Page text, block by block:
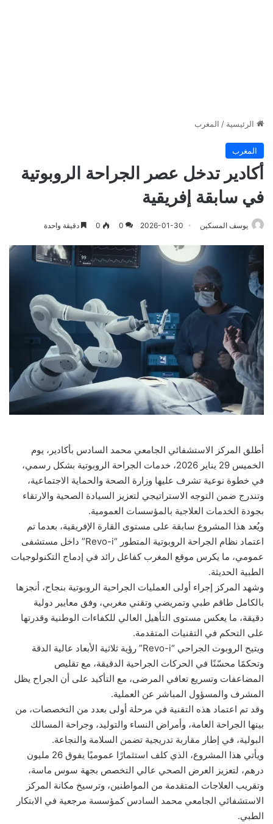
الرئيسية / المغرب
المغرب
أكادير تدخل عصر الجراحة الروبوتية
في سابقة إفريقية
يوسف المسكين 2026-01-30
0
0 دقيقة واحدة
أطلق المركز الاستشفائي الجامعي محمد السادس بأكادير، يوم
الخميس 29 يناير 2026، خدمات الجراحة الروبوتية بشكل رسمي،
في خطوة نوعية تشرف عليها وزارة الصحة والحماية الاجتماعية،
وتندرج ضمن التوجه الاستراتيجي لتعزيز السيادة الصحية والارتقاء
بجودة الخدمات العلاجية بالمؤسسات العمومية.
ويُعد هذا المشروع سابقة على مستوى القارة الإفريقية، بعدما تم
اعتماد نظام الجراحة الروبوتية المتطور “Revo-i” داخل مستشفى
عمومي، ما يكرس موقع المغرب كفاعل رائد في إدماج التكنولوجيات
الطبية الحديثة.
وشهد المركز إجراء أولى العمليات الجراحية الروبوتية بنجاح، أنجزها
بالكامل طاقم طبي وتمريضي وتقني مغربي، وفق معايير دولية
دقيقة، ما يعكس مستوى التأهيل العالي للكفاءات الوطنية وقدرتها
على التحكم في التقنيات المتقدمة.
ويتيح الروبوت الجراحي “Revo-i” رؤية ثلاثية الأبعاد عالية الدقة
وتحكمًا محسّنًا في الحركات الجراحية الدقيقة، مع تقليص
المضاعفات وتسريع تعافي المرضى، مع التأكيد على أن الجراح يظل
المشرف والمسؤول المباشر عن العملية.
وقد تم اعتماد هذه التقنية في مرحلة أولى بعدد من التخصصات، من
بينها الجراحة العامة، وأمراض النساء والتوليد، وجراحة المسالك
البولية، في إطار مقاربة تدريجية تضمن السلامة والنجاعة.
ويأتي هذا المشروع، الذي كلف استثمارًا عموميًا يفوق 26 مليون
درهم، لتعزيز العرض الصحي عالي التخصص بجهة سوس ماسة،
وتقريب العلاجات المتقدمة من المواطنين، وترسيخ مكانة المركز
الاستشفائي الجامعي محمد السادس كمؤسسة مرجعية في الابتكار
الطبي.